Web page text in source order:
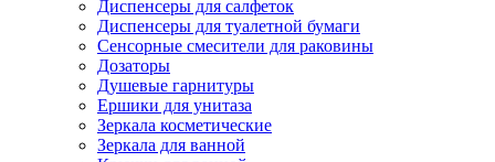
Диспенсеры для салфеток
Диспенсеры для туалетной бумаги
Сенсорные смесители для раковины
Дозаторы
Душевые гарнитуры
Ершики для унитаза
Зеркала косметические
Зеркала для ванной